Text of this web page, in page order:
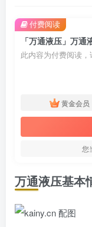
此内容为付费阅读
黄金会员
您
付费阅读
万通液压基本